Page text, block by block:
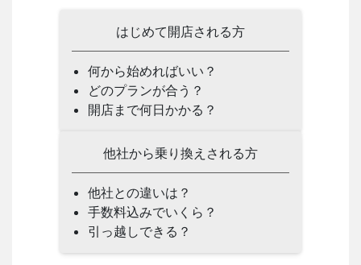
はじめて開店される方
何から始めればいい？
どのプランが合う？
開店まで何日かかる？
他社から乗り換えされる方
他社との違いは？
手数料込みでいくら？
引っ越しできる？